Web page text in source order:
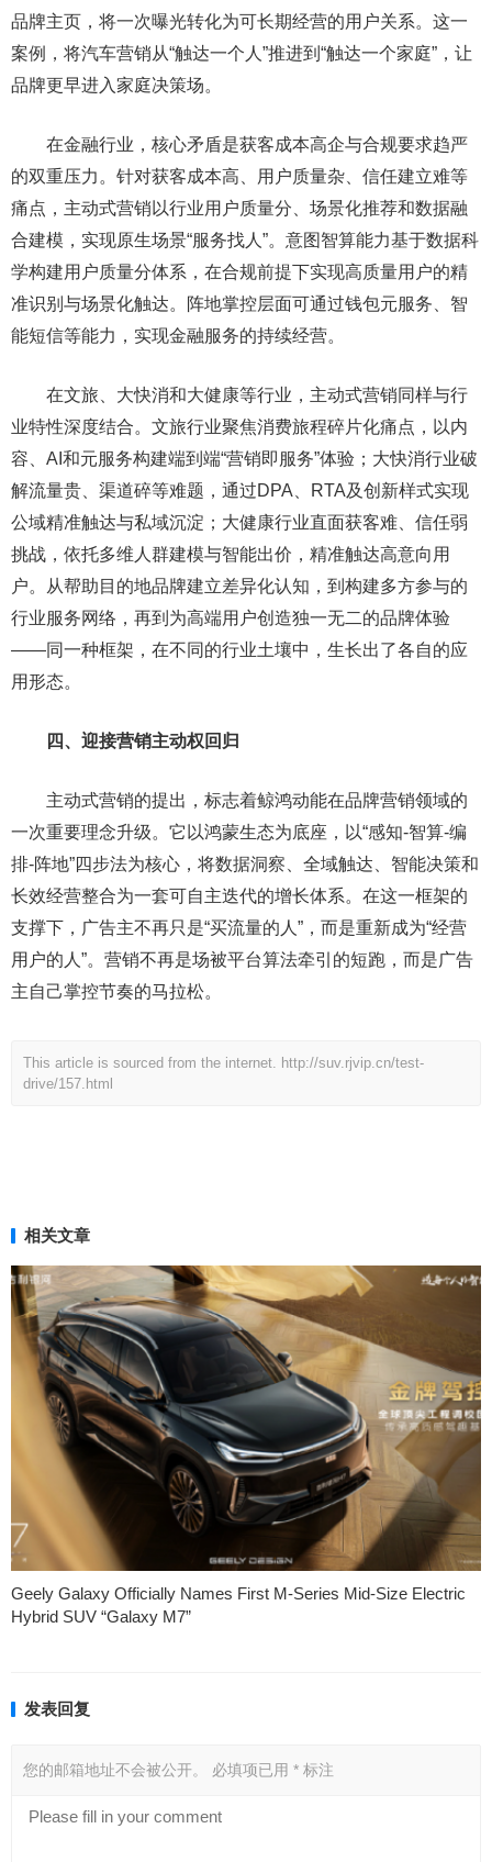
品牌主页，将一次曝光转化为可长期经营的用户关系。这一
案例，将汽车营销从“触达一个人”推进到“触达一个家庭”，让
品牌更早进入家庭决策场。
在金融行业，核心矛盾是获客成本高企与合规要求趋严
的双重压力。针对获客成本高、用户质量杂、信任建立难等
痛点，主动式营销以行业用户质量分、场景化推荐和数据融
合建模，实现原生场景“服务找人”。意图智算能力基于数据科
学构建用户质量分体系，在合规前提下实现高质量用户的精
准识别与场景化触达。阵地掌控层面可通过钱包元服务、智
能短信等能力，实现金融服务的持续经营。
在文旅、大快消和大健康等行业，主动式营销同样与行
业特性深度结合。文旅行业聚焦消费旅程碎片化痛点，以内
容、AI和元服务构建端到端“营销即服务”体验；大快消行业破
解流量贵、渠道碎等难题，通过DPA、RTA及创新样式实现
公域精准触达与私域沉淀；大健康行业直面获客难、信任弱
挑战，依托多维人群建模与智能出价，精准触达高意向用
户。从帮助目的地品牌建立差异化认知，到构建多方参与的
行业服务网络，再到为高端用户创造独一无二的品牌体验
——同一种框架，在不同的行业土壤中，生长出了各自的应
用形态。
四、迎接营销主动权回归
主动式营销的提出，标志着鲸鸿动能在品牌营销领域的
一次重要理念升级。它以鸿蒙生态为底座，以“感知-智算-编
排-阵地”四步法为核心，将数据洞察、全域触达、智能决策和
长效经营整合为一套可自主迭代的增长体系。在这一框架的
支撑下，广告主不再只是“买流量的人”，而是重新成为“经营
用户的人”。营销不再是场被平台算法牵引的短跑，而是广告
主自己掌控节奏的马拉松。
This article is sourced from the internet. http://suv.rjvip.cn/test-
drive/157.html
相关文章
Geely Galaxy Officially Names First M-Series Mid-Size Electric
Hybrid SUV “Galaxy M7”
发表回复
您的邮箱地址不会被公开。 必填项已用 * 标注